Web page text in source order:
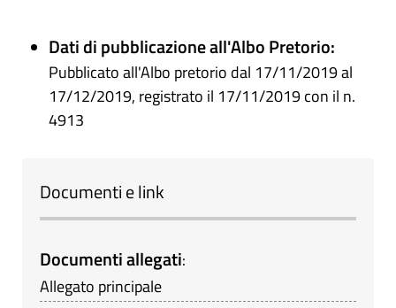
Dati di pubblicazione all'Albo Pretorio:
Pubblicato all'Albo pretorio dal 17/11/2019 al
17/12/2019, registrato il 17/11/2019 con il n.
4913
Documenti e link
Documenti allegati:
Allegato principale